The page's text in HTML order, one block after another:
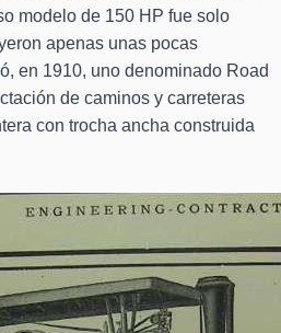
modelo de 150 HP fue solo
apenas unas pocas
en 1910, uno denominado Road
de caminos y carreteras
con trocha ancha construida